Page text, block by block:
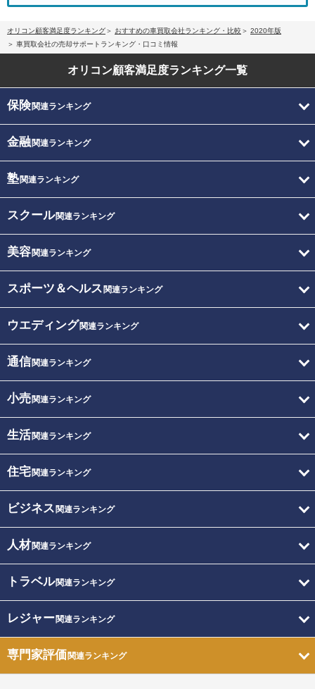
オリコン顧客満足度ランキング おすすめの車買取会社ランキング・比較
2020年版
車買取会社の売却サポートランキング・口コミ情報
オリコン顧客満足度ランキング一覧
保険関連ランキング
金融関連ランキング
塾関連ランキング
スクール関連ランキング
美容関連ランキング
スポーツ＆ヘルス 関連ランキング
ウエディング関連ランキング
通信関連ランキング
小売関連ランキング
生活関連ランキング
住宅関連ランキング
ビジネス 関連ランキング
人材関連ランキング
トラベル関連ランキング
レジャー関連ランキング
専門家評価関連ランキング